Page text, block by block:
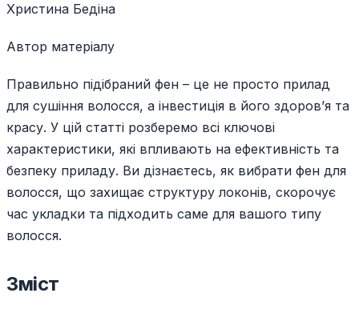
Христина Бедіна
Автор матеріалу
Правильно підібраний фен – це не просто прилад
для сушіння волосся, а інвестиція в його здоров’я та
красу. У цій статті розберемо всі ключові
характеристики, які впливають на ефективність та
безпеку приладу. Ви дізнаєтесь, як вибрати фен для
волосся, що захищає структуру локонів, скорочує
час укладки та підходить саме для вашого типу
волосся.
Зміст